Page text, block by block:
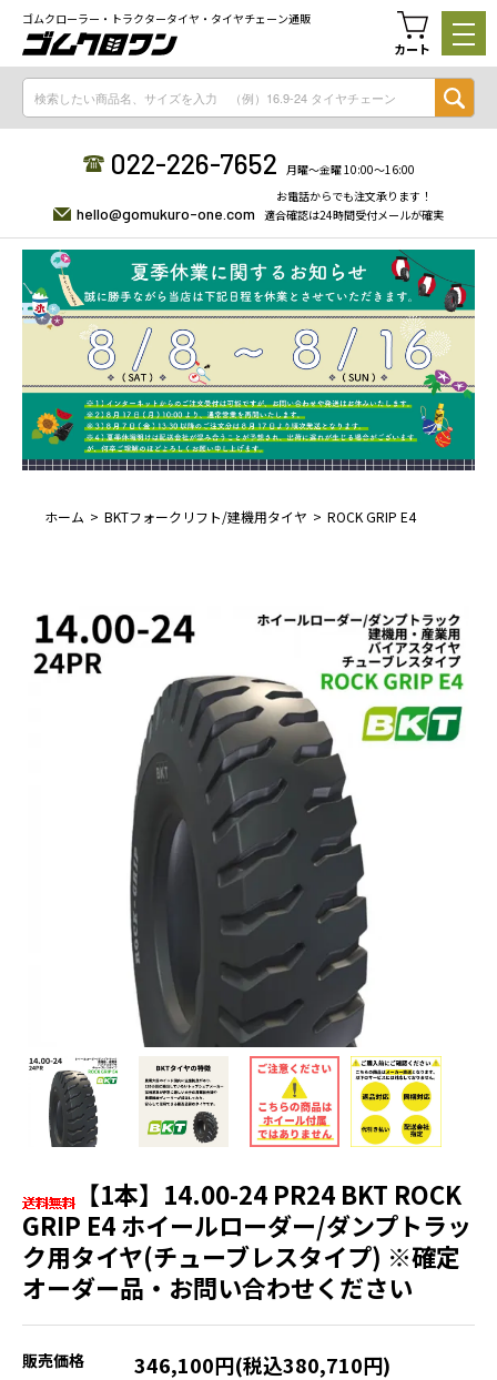
ゴムクローラー・トラクタータイヤ・タイヤチェーン通販
カート
022-226-7652 月曜〜金曜 10:00〜16:00
hello@gomukuro-one.com
お電話からでも注文承ります！
適合確認は24時間受付メールが確実
ホーム BKTフォークリフト/建機用タイヤ ROCK GRIP E4
【1本】14.00-24 PR24 BKT ROCK
GRIP E4 ホイールローダー/ダンプトラッ
ク用タイヤ(チューブレスタイプ) ※確定
オーダー品・お問い合わせください
販売価格 346,100円(税込380,710円)